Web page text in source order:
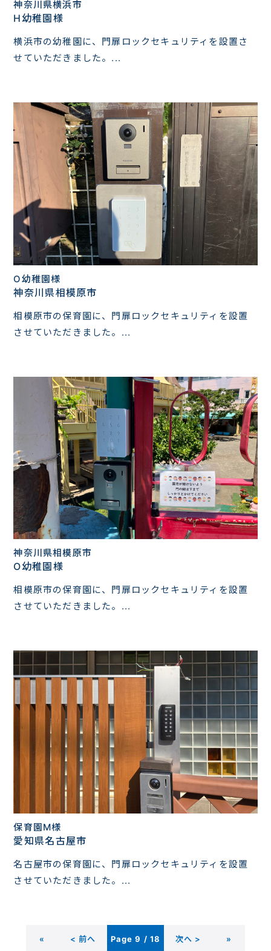
神奈川県横浜市
H幼稚園様
横浜市の幼稚園に、門扉ロックセキュリティを設置さ
せていただきました。...
O幼稚園様
神奈川県相模原市
相模原市の保育園に、門扉ロックセキュリティを設置
させていただきました。...
神奈川県相模原市
O幼稚園様
相模原市の保育園に、門扉ロックセキュリティを設置
させていただきました。...
保育園M様
愛知県名古屋市
名古屋市の保育園に、門扉ロックセキュリティを設置
させていただきました。...
Page 9 / 18
« < 前へ 次へ > »